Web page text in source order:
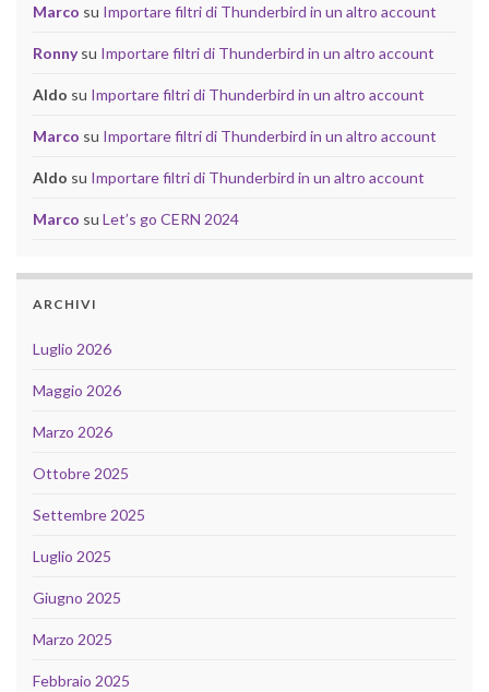
Marco su Importare filtri di Thunderbird in un altro account
Ronnysu Importare filtri di Thunderbird in un altro account
Aldo su Importare filtri di Thunderbird in un altro account
Marco su Importare filtri di Thunderbird in un altro account
Aldo su Importare filtri di Thunderbird in un altro account
Marco su Let’s go CERN 2024
ARCHIVI
Luglio 2026
Maggio 2026
Marzo 2026
Ottobre 2025
Settembre 2025
Luglio 2025
Giugno 2025
Marzo 2025
Febbraio 2025